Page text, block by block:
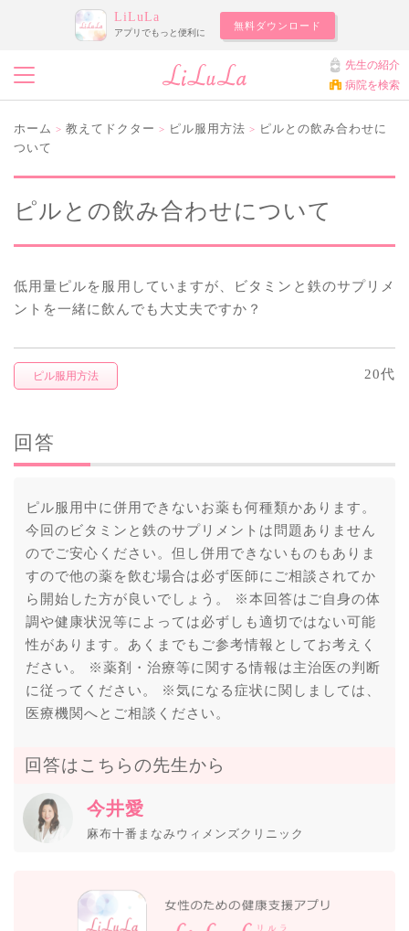
LiLuLa
アプリでもっと便利に
無料ダウンロード
先生の紹介
病院を検索
ホーム > 教えてドクター > ピル服用方法 > ピルとの飲み合わせに
ついて
ピルとの飲み合わせについて
低用量ピルを服用していますが、ビタミンと鉄のサプリメ
ントを一緒に飲んでも大丈夫ですか？
ピル服用方法 20代
回答
ピル服用中に併用できないお薬も何種類かあります。
今回のビタミンと鉄のサプリメントは問題ありません
のでご安心ください。但し併用できないものもありま
すので他の薬を飲む場合は必ず医師にご相談されてか
ら開始した方が良いでしょう。 ※本回答はご自身の体
調や健康状況等によっては必ずしも適切ではない可能
性があります。あくまでもご参考情報としてお考えく
ださい。 ※薬剤・治療等に関する情報は主治医の判断
に従ってください。 ※気になる症状に関しましては、
医療機関へとご相談ください。
回答はこちらの先生から
今井愛
麻布十番まなみウィメンズクリニック